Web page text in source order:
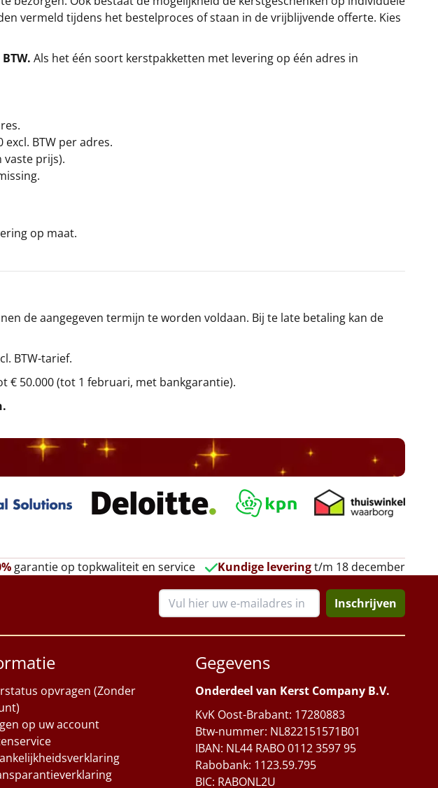
vermeld tijdens het bestelproces of staan in de vrijblijvende offerte. Kies
Als het één soort kerstpakketten met levering op één adres in
BTW per adres.
vaste prijs).
op maat.
de aangegeven termijn te worden voldaan. Bij te late betaling kan de
BTW-tarief.
€ 50.000 (tot 1 februari, met bankgarantie).
.
garantie op topkwaliteit en service Kundige leveringt/m 18 december
Inschrijven
opvragen (Zonder
op uw account
Gegevens
Onderdeel van Kerst Company B.V.
KvK Oost-Brabant: 17280883
Btw-nummer: NL822151571B01
IBAN: NL44 RABO 0112 3597 95
Rabobank: 1123.59.795
BIC: RABONL2U